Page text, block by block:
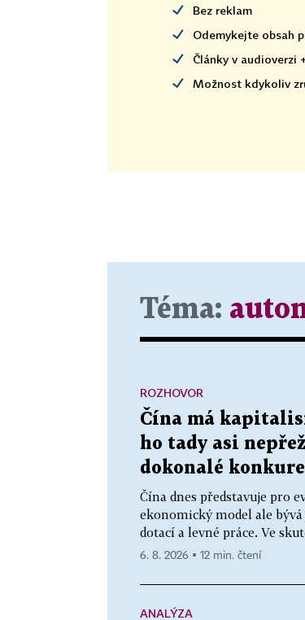
Bez reklam
Odemykejte obsah
Články v audioverzi
Možnost kdykoliv
Téma:
Čína má
ho tady asi
dokonalé
Čína dnes představuje pro
ekonomický model ale
dotací a levné práce. Ve
ROZHOVOR
6. 8. 2026 ▪ 12 min. čtení
ANALÝZA